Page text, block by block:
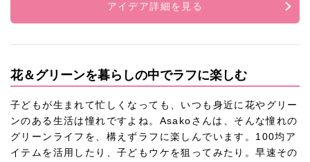
アイデア詳細を見る
花＆グリーンを暮らしの中でラフに楽しむ
子どもが生まれて忙しくなっても、いつも身近に花やグリー
ンのある生活は憧れですよね。Asakoさんは、そんな憧れの
グリーンライフを、構えずラフに楽しんでいます。100均ア
イテムを活用したり、子どもウケを狙ってみたり。早速その